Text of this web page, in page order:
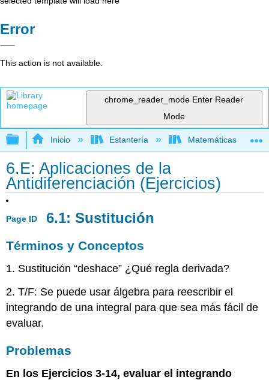
Error
This action is not available.
chrome_reader_mode Enter Reader
Mode
Expandir/contraer jerarquía global
Inicio Estantería Matemáticas
6.E: Aplicaciones de la
Antidiferenciación (Ejercicios)
Page ID 6.1: Sustitución
Términos y Conceptos
1. Sustitución “deshace” ¿Qué regla derivada?
2. T/F: Se puede usar álgebra para reescribir el
integrando de una integral para que sea más fácil de
evaluar.
Problemas
En los Ejercicios 3-14, evaluar el integrando